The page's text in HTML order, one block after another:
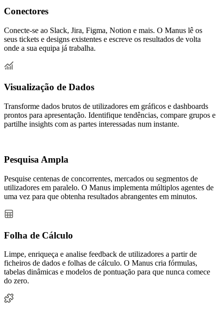
Conectores
Conecte-se ao Slack, Jira, Figma, Notion e mais. O Manus lê os
seus tickets e designs existentes e escreve os resultados de volta
onde a sua equipa já trabalha.
Visualização de Dados
Transforme dados brutos de utilizadores em gráficos e dashboards
prontos para apresentação. Identifique tendências, compare grupos e
partilhe insights com as partes interessadas num instante.
Pesquisa Ampla
Pesquise centenas de concorrentes, mercados ou segmentos de
utilizadores em paralelo. O Manus implementa múltiplos agentes de
uma vez para que obtenha resultados abrangentes em minutos.
Folha de Cálculo
Limpe, enriqueça e analise feedback de utilizadores a partir de
ficheiros de dados e folhas de cálculo. O Manus cria fórmulas,
tabelas dinâmicas e modelos de pontuação para que nunca comece
do zero.